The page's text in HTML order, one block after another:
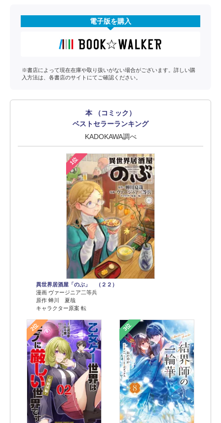
電子版を購入
※書店によって現在在庫や取り扱いがない場合がございます。詳しい購
入方法は、各書店のサイトにてご確認ください。
本 （コミック）
ベストセラーランキング
KADOKAWA調べ
1位
異世界居酒屋「のぶ」 （２２）
漫画 ヴァージニア二等兵
原作 蝉川 夏哉
キャラクター原案 転
2位 3位